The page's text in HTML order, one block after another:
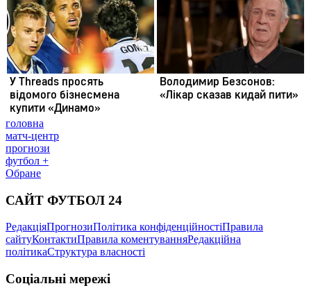
головна
матч-центр
прогнози
футбол +
Обране
САЙТ ФУТБОЛ 24
РедакціяПрогнозиПолітика конфіденційностіПравила
сайтуКонтактиПравила коментуванняРедакційна
політикаСтруктура власності
Соціальні мережі